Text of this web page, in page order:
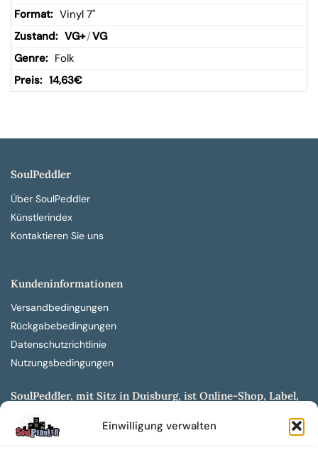
Einwilligung verwalten
Vinyl 7"
VG+/VG
Folk
14,63€
SoulPeddler
Über SoulPeddler
Künstlerindex
Kontaktieren Sie uns
Kundeninformationen
Versandbedingungen
Rückgabebedingungen
Datenschutzrichtlinie
Nutzungsbedingungen
SoulPeddler, mit Sitz in Duisburg, ist Online-Shop, Label,
entwickelt aus dem SoulPeddler Vinyl-Presswerk und